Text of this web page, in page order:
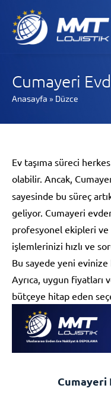
Cumayeri
Anasayfa » Düzce
Ev taşıma süreci
olabilir. Ancak,
sayesinde bu süreç
geliyor. Cumayeri
profesyonel ekipleri ve
işlemlerinizi hızlı ve
Bu sayede yeni
Ayrıca, uygun fiyatları
bütçeye hitap eden
Cumayeri